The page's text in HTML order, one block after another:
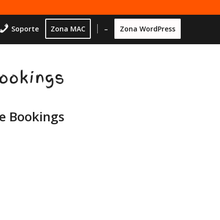
Soporte Zona MAC – Zona WordPress
Bookings